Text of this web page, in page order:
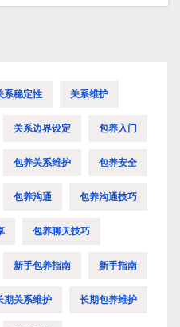
系稳定性 关系维护
关系边界设定 包养入门
包养关系维护 包养安全
包养沟通 包养沟通技巧
包养聊天技巧
新手包养指南 新手指南
期关系维护 长期包养维护